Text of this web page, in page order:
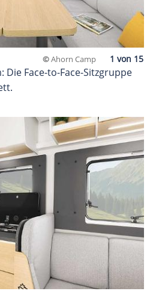
©Ahorn Camp
Die Face-to-Face-Sitzgruppe